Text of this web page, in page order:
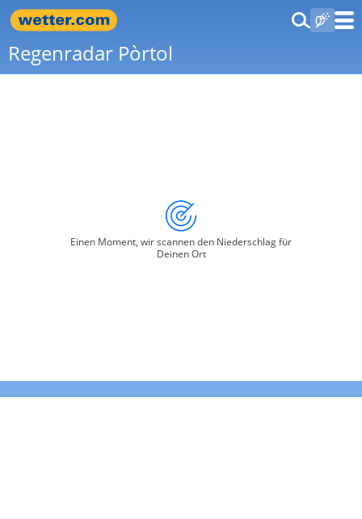
Regenradar Pòrtol
Einen Moment, wir scannen den Niederschlag für
Deinen Ort